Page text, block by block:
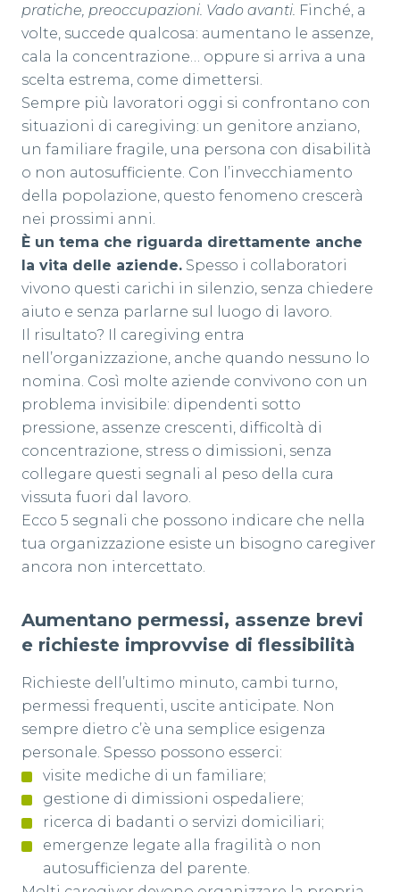
pratiche, preoccupazioni. Vado avanti. Finché, a
volte, succede qualcosa: aumentano le assenze,
cala la concentrazione… oppure si arriva a una
scelta estrema, come dimettersi.
Sempre più lavoratori oggi si confrontano con
situazioni di caregiving: un genitore anziano,
un familiare fragile, una persona con disabilità
o non autosufficiente. Con l’invecchiamento
della popolazione, questo fenomeno crescerà
nei prossimi anni.
È un tema che riguarda direttamente anche
la vita delle aziende. Spesso i collaboratori
vivono questi carichi in silenzio, senza chiedere
aiuto e senza parlarne sul luogo di lavoro.
Il risultato? Il caregiving entra
nell’organizzazione, anche quando nessuno lo
nomina. Così molte aziende convivono con un
problema invisibile: dipendenti sotto
pressione, assenze crescenti, difficoltà di
concentrazione, stress o dimissioni, senza
collegare questi segnali al peso della cura
vissuta fuori dal lavoro.
Ecco 5 segnali che possono indicare che nella
tua organizzazione esiste un bisogno caregiver
ancora non intercettato.
Aumentano permessi, assenze brevi
e richieste improvvise di flessibilità
Richieste dell’ultimo minuto, cambi turno,
permessi frequenti, uscite anticipate. Non
sempre dietro c’è una semplice esigenza
personale. Spesso possono esserci:
visite mediche di un familiare;
gestione di dimissioni ospedaliere;
ricerca di badanti o servizi domiciliari;
emergenze legate alla fragilità o non
autosufficienza del parente.